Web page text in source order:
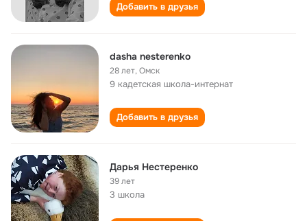
Добавить в друзья
dasha nesterenko
28 лет,Омск
9 кадетская школа-интернат
Добавить в друзья
Дарья Нестеренко
39 лет
3 школа